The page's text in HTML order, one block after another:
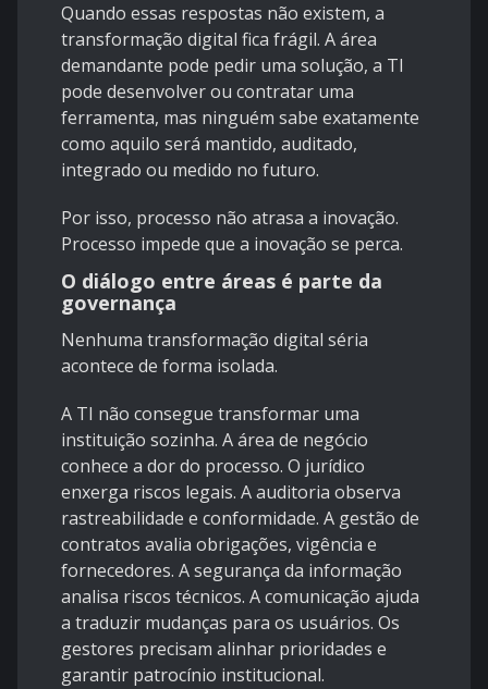
Quando essas respostas não existem, a
transformação digital fica frágil. A área
demandante pode pedir uma solução, a TI
pode desenvolver ou contratar uma
ferramenta, mas ninguém sabe exatamente
como aquilo será mantido, auditado,
integrado ou medido no futuro.
Por isso, processo não atrasa a inovação.
Processo impede que a inovação se perca.
O diálogo entre áreas é parte da
governança
Nenhuma transformação digital séria
acontece de forma isolada.
A TI não consegue transformar uma
instituição sozinha. A área de negócio
conhece a dor do processo. O jurídico
enxerga riscos legais. A auditoria observa
rastreabilidade e conformidade. A gestão de
contratos avalia obrigações, vigência e
fornecedores. A segurança da informação
analisa riscos técnicos. A comunicação ajuda
a traduzir mudanças para os usuários. Os
gestores precisam alinhar prioridades e
garantir patrocínio institucional.